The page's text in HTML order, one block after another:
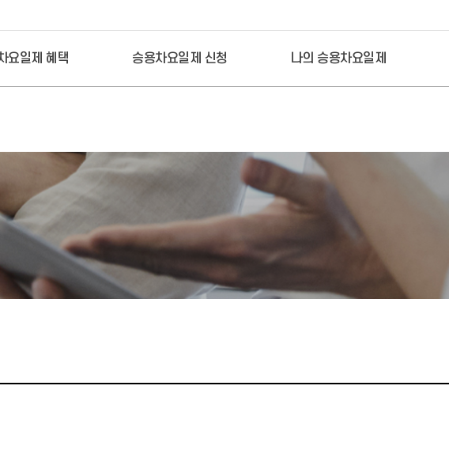
요일제 혜택 승용차요일제 신청 나의 승용차요일제